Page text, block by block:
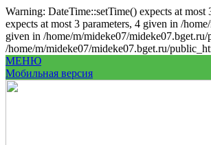
Warning: DateTime::setTime() expects at
expects at most 3 parameters, 4 given in /
given in /home/m/mideke07/
/home/m/mideke07/mideke07.bget.ru/
МЕНЮ
Мобильная версия